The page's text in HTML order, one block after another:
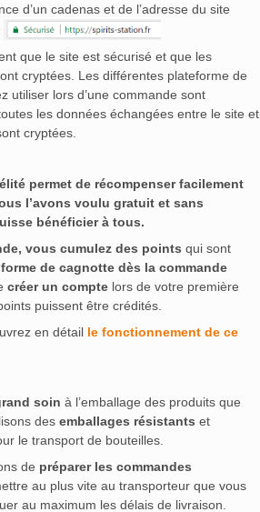
d’un cadenas et de l’adresse du site
que le site est sécurisé et que les
cryptées. Les différentes plateforme de
utiliser lors d’une commande sont
les données échangées entre le site et
cryptées.
permet de récompenser facilement
l’avons voulu gratuit et sans
bénéficier à tous.
vous cumulez des points qui sont
de cagnotte dès la commande
créer un compte lors de votre première
puissent être crédités.
en détail le fonctionnement de ce
soin à l’emballage des produits que
des emballages résistants et
le transport de bouteilles.
de préparer les commandes
au plus vite au transporteur que vous
au maximum les délais de livraison.